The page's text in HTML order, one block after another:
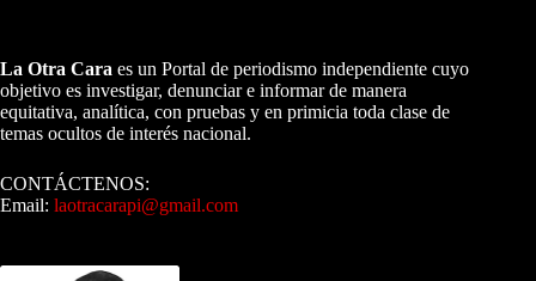
La Otra Cara es un Portal de periodismo independiente cuyo
objetivo es investigar, denunciar e informar de manera
equitativa, analítica, con pruebas y en primicia toda clase de
temas ocultos de interés nacional.
CONTÁCTENOS:
Email: laotracarapi@gmail.com